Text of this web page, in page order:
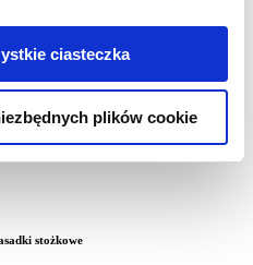
ciasteczka
plików cookie
stożkowe z uchwytem
nasadki. Na życzenie klienta
stożkowe